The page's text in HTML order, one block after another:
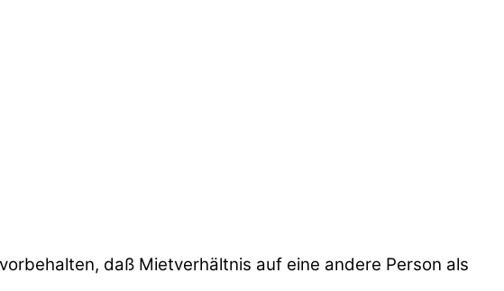
daß Mietverhältnis auf eine andere Person als